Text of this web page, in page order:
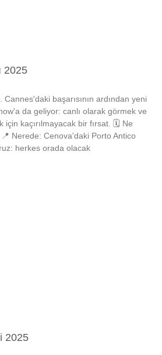
2025
başarısının ardından yeni
da geliyor: canlı olarak görmek ve
için kaçırılmayacak bir fırsat. 🗓 Ne
Nerede: Cenova'daki Porto Antico
herkes orada olacak
2025